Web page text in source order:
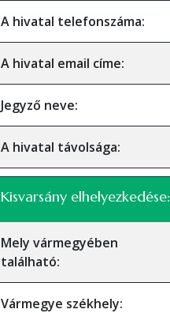
A hivatal telefonszáma:
A hivatal email címe:
Jegyző neve:
A hivatal távolsága:
Kisvarsány elhelyezkedése:
Mely vármegyében
található:
Vármegye székhely: